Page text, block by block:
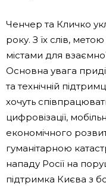
Ченчер та Кличко
року. З їх слів,
містами для
Основна увага
та технічній
хочуть
цифровізації,
економічного
гуманітарною
нападу Росії на
підтримка Києва з